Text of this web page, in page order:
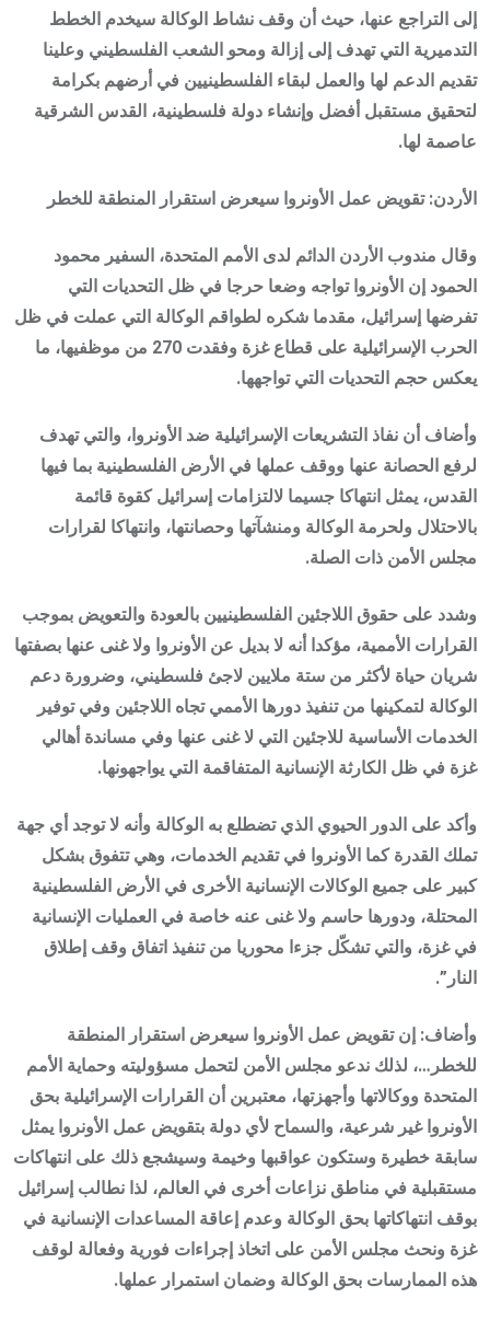
إلى التراجع عنها، حيث أن وقف نشاط الوكالة سيخدم الخطط
التدميرية التي تهدف إلى إزالة ومحو الشعب الفلسطيني وعلينا
تقديم الدعم لها والعمل لبقاء الفلسطينيين في أرضهم بكرامة
لتحقيق مستقبل أفضل وإنشاء دولة فلسطينية، القدس الشرقية
عاصمة لها.
الأردن: تقويض عمل الأونروا سيعرض استقرار المنطقة للخطر
وقال مندوب الأردن الدائم لدى الأمم المتحدة، السفير محمود
الحمود إن الأونروا تواجه وضعا حرجا في ظل التحديات التي
تفرضها إسرائيل، مقدما شكره لطواقم الوكالة التي عملت في ظل
الحرب الإسرائيلية على قطاع غزة وفقدت 270 من موظفيها، ما
يعكس حجم التحديات التي تواجهها.
وأضاف أن نفاذ التشريعات الإسرائيلية ضد الأونروا، والتي تهدف
لرفع الحصانة عنها ووقف عملها في الأرض الفلسطينية بما فيها
القدس، يمثل انتهاكا جسيما لالتزامات إسرائيل كقوة قائمة
بالاحتلال ولحرمة الوكالة ومنشآتها وحصانتها، وانتهاكا لقرارات
مجلس الأمن ذات الصلة.
وشدد على حقوق اللاجئين الفلسطينيين بالعودة والتعويض بموجب
القرارات الأممية، مؤكدا أنه لا بديل عن الأونروا ولا غنى عنها بصفتها
شريان حياة لأكثر من ستة ملايين لاجئ فلسطيني، وضرورة دعم
الوكالة لتمكينها من تنفيذ دورها الأممي تجاه اللاجئين وفي توفير
الخدمات الأساسية للاجئين التي لا غنى عنها وفي مساندة أهالي
غزة في ظل الكارثة الإنسانية المتفاقمة التي يواجهونها.
وأكد على الدور الحيوي الذي تضطلع به الوكالة وأنه لا توجد أي جهة
تملك القدرة كما الأونروا في تقديم الخدمات، وهي تتفوق بشكل
كبير على جميع الوكالات الإنسانية الأخرى في الأرض الفلسطينية
المحتلة، ودورها حاسم ولا غنى عنه خاصة في العمليات الإنسانية
في غزة، والتي تشكّل جزءا محوريا من تنفيذ اتفاق وقف إطلاق
النار”.
وأضاف: إن تقويض عمل الأونروا سيعرض استقرار المنطقة
للخطر…، لذلك ندعو مجلس الأمن لتحمل مسؤوليته وحماية الأمم
المتحدة ووكالاتها وأجهزتها، معتبرين أن القرارات الإسرائيلية بحق
الأونروا غير شرعية، والسماح لأي دولة بتقويض عمل الأونروا يمثل
سابقة خطيرة وستكون عواقبها وخيمة وسيشجع ذلك على انتهاكات
مستقبلية في مناطق نزاعات أخرى في العالم، لذا نطالب إسرائيل
بوقف انتهاكاتها بحق الوكالة وعدم إعاقة المساعدات الإنسانية في
غزة ونحث مجلس الأمن على اتخاذ إجراءات فورية وفعالة لوقف
هذه الممارسات بحق الوكالة وضمان استمرار عملها.